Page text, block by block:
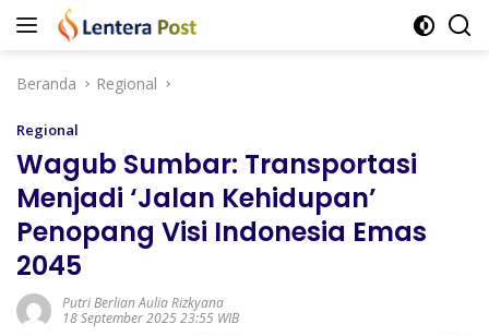
Langsung
Beranda
Regional
Regional
Wagub Sumbar: Transportasi
Menjadi ‘Jalan Kehidupan’
Penopang Visi Indonesia Emas
2045
Putri Berlian Aulia Rizkyana
18 September 2025 23:55 WIB